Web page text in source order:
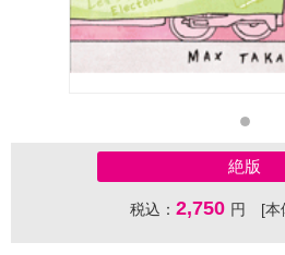
絶版
税込： 2,750 円 [本